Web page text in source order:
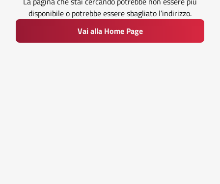
disponibile o potrebbe essere sbagliato l’indirizzo.
Vai alla Home Page